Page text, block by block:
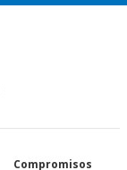
Compromisos